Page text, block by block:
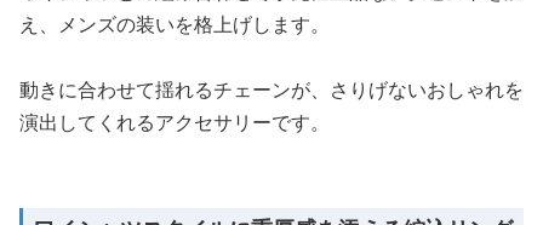
え、メンズの装いを格上げします。
動きに合わせて揺れるチェーンが、さりげないおしゃれを
演出してくれるアクセサリーです。